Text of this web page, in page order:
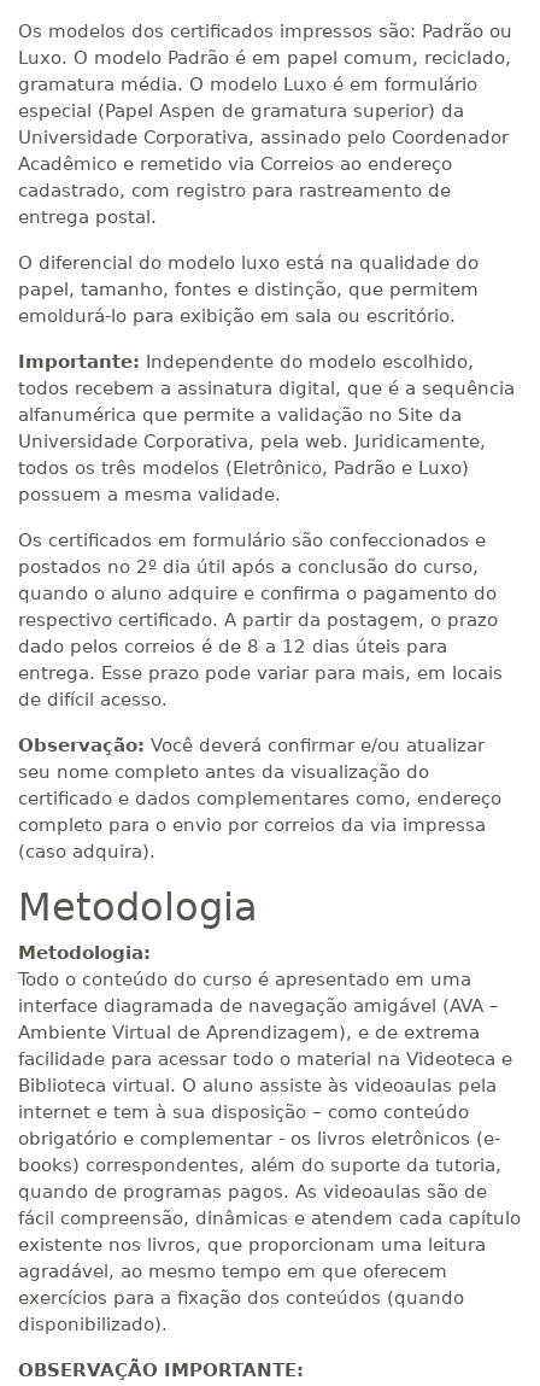
Os modelos dos certificados impressos são: Padrão ou
Luxo. O modelo Padrão é em papel comum, reciclado,
gramatura média. O modelo Luxo é em formulário
especial (Papel Aspen de gramatura superior) da
Universidade Corporativa, assinado pelo Coordenador
Acadêmico e remetido via Correios ao endereço
cadastrado, com registro para rastreamento de
entrega postal.
O diferencial do modelo luxo está na qualidade do
papel, tamanho, fontes e distinção, que permitem
emoldurá-lo para exibição em sala ou escritório.
Importante: Independente do modelo escolhido,
todos recebem a assinatura digital, que é a sequência
alfanumérica que permite a validação no Site da
Universidade Corporativa, pela web. Juridicamente,
todos os três modelos (Eletrônico, Padrão e Luxo)
possuem a mesma validade.
Os certificados em formulário são confeccionados e
postados no 2º dia útil após a conclusão do curso,
quando o aluno adquire e confirma o pagamento do
respectivo certificado. A partir da postagem, o prazo
dado pelos correios é de 8 a 12 dias úteis para
entrega. Esse prazo pode variar para mais, em locais
de difícil acesso.
Observação: Você deverá confirmar e/ou atualizar
seu nome completo antes da visualização do
certificado e dados complementares como, endereço
completo para o envio por correios da via impressa
(caso adquira).
Metodologia
Metodologia:
Todo o conteúdo do curso é apresentado em uma
interface diagramada de navegação amigável (AVA –
Ambiente Virtual de Aprendizagem), e de extrema
facilidade para acessar todo o material na Videoteca e
Biblioteca virtual. O aluno assiste às videoaulas pela
internet e tem à sua disposição – como conteúdo
obrigatório e complementar - os livros eletrônicos (e-
books) correspondentes, além do suporte da tutoria,
quando de programas pagos. As videoaulas são de
fácil compreensão, dinâmicas e atendem cada capítulo
existente nos livros, que proporcionam uma leitura
agradável, ao mesmo tempo em que oferecem
exercícios para a fixação dos conteúdos (quando
disponibilizado).
OBSERVAÇÃO IMPORTANTE: